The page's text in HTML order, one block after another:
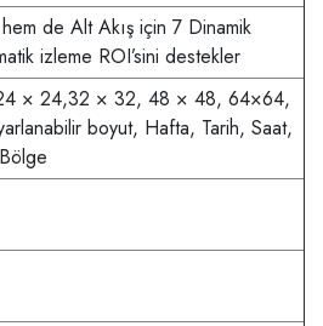
de Alt Akış için 7 Dinamik
izleme ROI’sini destekler
× 24,32 × 32, 48 × 48, 64×64,
boyut, Hafta, Tarih, Saat,